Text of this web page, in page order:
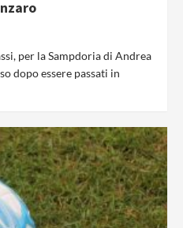
per la Sampdoria di Andrea
dopo essere passati in